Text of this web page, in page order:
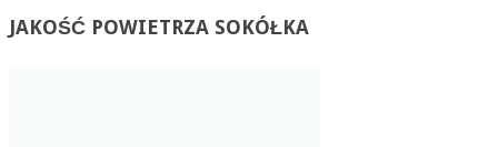
JAKOŚĆPOWIETRZA SOKÓŁKA